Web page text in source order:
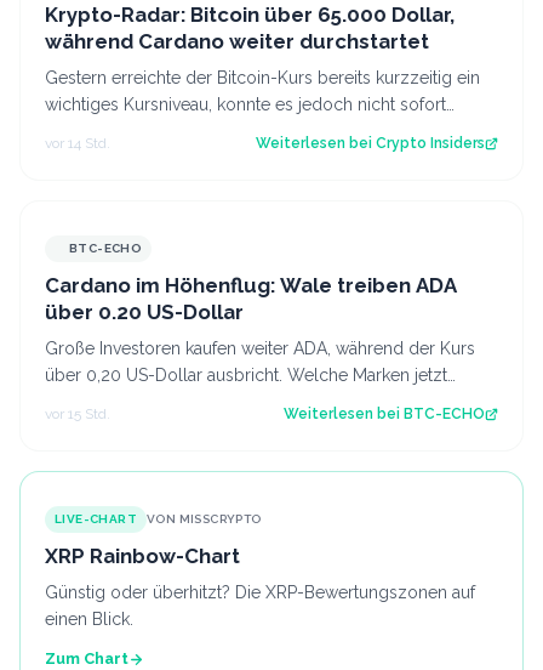
Krypto-Radar: Bitcoin über 65.000 Dollar,
während Cardano weiter durchstartet
Gestern erreichte der Bitcoin-Kurs bereits kurzzeitig ein
wichtiges Kursniveau, konnte es jedoch nicht sofort
vor 14 Std. Weiterlesen bei Crypto Insiders
BTC-ECHO
Cardano im Höhenflug: Wale treiben ADA
über 0.20 US-Dollar
Große Investoren kaufen weiter ADA, während der Kurs
über 0,20 US-Dollar ausbricht. Welche Marken jetzt
vor 15 Std. Weiterlesen bei BTC-ECHO
LIVE-CHART VON MISSCRYPTO
XRP Rainbow-Chart
Günstig oder überhitzt? Die XRP-Bewertungszonen auf
einen Blick.
Zum Chart